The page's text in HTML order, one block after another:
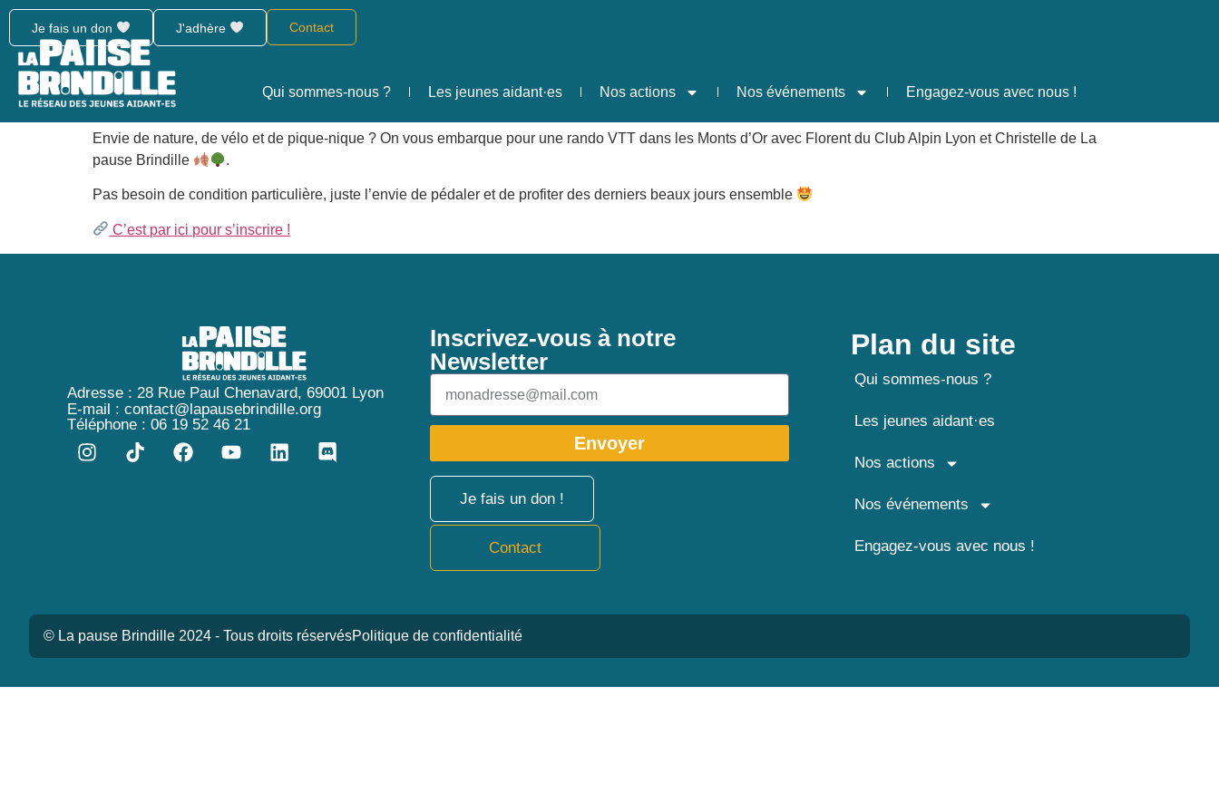
Je fais un don J'adhère Contact
Qui sommes-nous ? Les jeunes aidant·es Nos actions Nos événements Engagez-vous avec nous !
BP Ados – Rando Vélo
Date :31/10/2025
Heure : 09:30
Calendrier :My Calendar
Envie de nature, de vélo et de pique-nique ? On vous embarque pour une rando VTT dans les Monts d’Or avec Florent du Club Alpin Lyon et Christelle de La
pause Brindille
.
Pas besoin de condition particulière, juste l’envie de pédaler et de profiter des derniers beaux jours ensemble
C’est par ici pour s’inscrire !
Adresse : 28 Rue Paul Chenavard, 69001 Lyon
E-mail : contact@lapausebrindille.org
Téléphone : 06 19 52 46 21
Inscrivez-vous à notre
Newsletter
Envoyer
Je fais un don !
Contact
Plan du site
Qui sommes-nous ?
Les jeunes aidant·es
Nos actions
Nos événements
Engagez-vous avec nous !
© La pause Brindille 2024 - Tous droits réservésPolitique de confidentialité